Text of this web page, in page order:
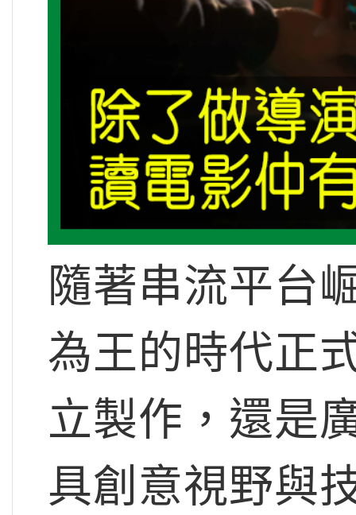
隨著串流平台
為王的時代正
立製作，還是
具創意視野與